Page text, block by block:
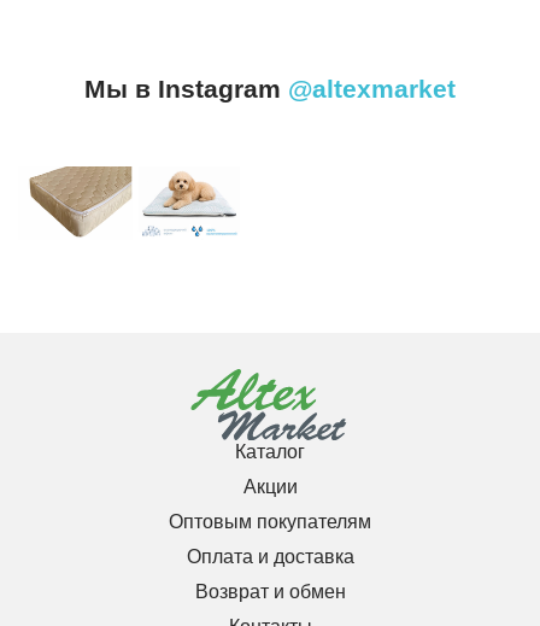
Мы в Instagram @altexmarket
Каталог
Акции
Оптовым покупателям
Оплата и доставка
Возврат и обмен